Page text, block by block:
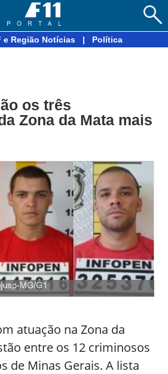
e Região Notícias | Política
os três
Zona da Mata mais
atuação na Zona da
entre os 12 criminosos
de Minas Gerais. A lista